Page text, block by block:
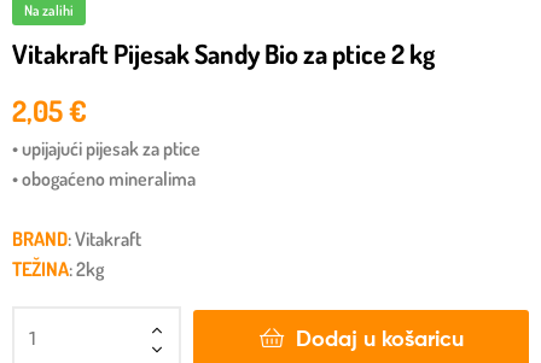
Na zalihi
Vitakraft Pijesak Sandy Bio za ptice 2 kg
2,05€
• upijajući pijesak za ptice
• obogaćeno mineralima
BRAND: Vitakraft
TEŽINA: 2kg
Dodaj u košaricu